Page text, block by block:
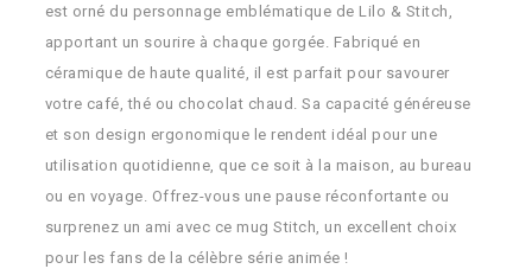
est orné du personnage emblématique de Lilo & Stitch,
apportant un sourire à chaque gorgée. Fabriqué en
céramique de haute qualité, il est parfait pour savourer
votre café, thé ou chocolat chaud. Sa capacité généreuse
et son design ergonomique le rendent idéal pour une
utilisation quotidienne, que ce soit à la maison, au bureau
ou en voyage. Offrez-vous une pause réconfortante ou
surprenez un ami avec ce mug Stitch, un excellent choix
pour les fans de la célèbre série animée !